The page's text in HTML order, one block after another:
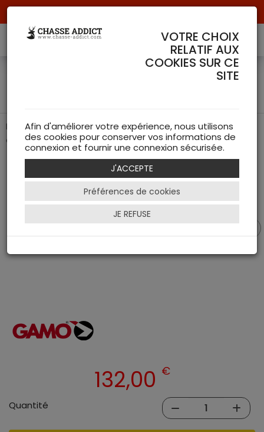
Parfaite pour le tir de loisir sur cible et à l'arme à air
comprimé
132,00 €
Quantité
VOTRE CHOIX
RELATIF AUX
COOKIES SUR CE
SITE
Afin d'améliorer votre expérience, nous utilisons
des cookies pour conserver vos informations de
connexion et fournir une connexion sécurisée.
J'ACCEPTE
Préférences de cookies
JE REFUSE